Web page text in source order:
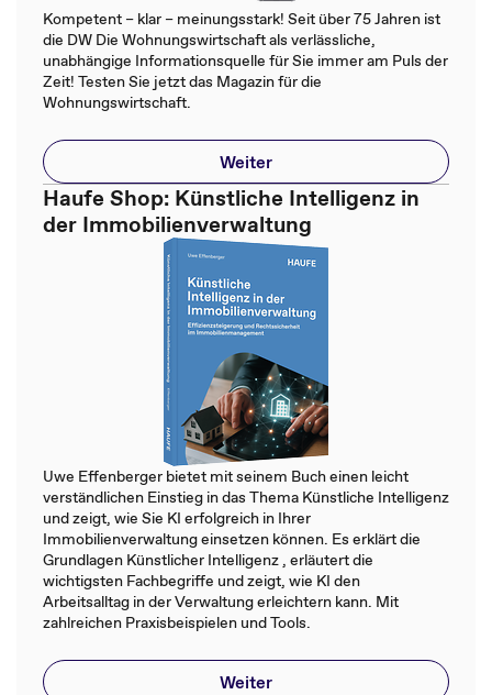
Kompetent – klar – meinungsstark! Seit über 75 Jahren ist
die DW Die Wohnungswirtschaft als verlässliche,
unabhängige Informationsquelle für Sie immer am Puls der
Zeit! Testen Sie jetzt das Magazin für die
Wohnungswirtschaft.
Weiter
Haufe Shop: Künstliche Intelligenz in
der Immobilienverwaltung
Uwe Effenberger bietet mit seinem Buch einen leicht
verständlichen Einstieg in das Thema Künstliche Intelligenz
und zeigt, wie Sie KI erfolgreich in Ihrer
Immobilienverwaltung einsetzen können. Es erklärt die
Grundlagen Künstlicher Intelligenz , erläutert die
wichtigsten Fachbegriffe und zeigt, wie KI den
Arbeitsalltag in der Verwaltung erleichtern kann. Mit
zahlreichen Praxisbeispielen und Tools.
Weiter